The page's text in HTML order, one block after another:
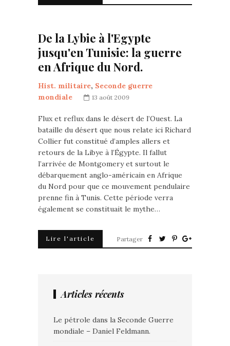
De la Lybie à l'Egypte
jusqu'en Tunisie: la guerre
en Afrique du Nord.
Hist. militaire, Seconde guerre
mondiale
13 août 2009
Flux et reflux dans le désert de l’Ouest. La
bataille du désert que nous relate ici Richard
Collier fut constitué d’amples allers et
retours de la Libye à l’Égypte. Il fallut
l’arrivée de Montgomery et surtout le
débarquement anglo-américain en Afrique
du Nord pour que ce mouvement pendulaire
prenne fin à Tunis. Cette période verra
également se constituait le mythe…
Lire l'article Partager
Articles récents
Le pétrole dans la Seconde Guerre
mondiale – Daniel Feldmann.